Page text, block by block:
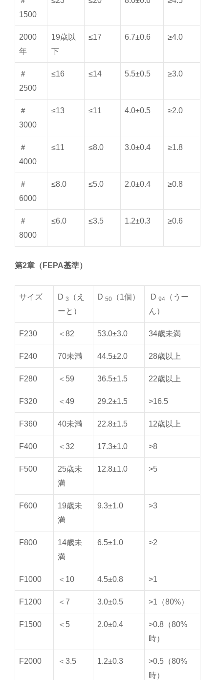
1500
2000
年
19歳以
下
≤17 6.7±0.6 ≥4.0
＃
2500
≤16 ≤14 5.5±0.5 ≥3.0
＃
3000
≤13 ≤11 4.0±0.5 ≥2.0
＃
4000
≤11 ≤8.0 3.0±0.4 ≥1.8
＃
6000
≤8.0 ≤5.0 2.0±0.4 ≥0.8
＃
8000
≤6.0 ≤3.5 1.2±0.3 ≥0.6
第2章（FEPA基準）
サイズ D 3
（え
ーと）
D 50 （1個） D 94
（うー
ん）
F230 ＜82 53.0±3.0 34歳未満
F240 70未満 44.5±2.0 28歳以上
F280 ＜59 36.5±1.5 22歳以上
F320 ＜49 29.2±1.5 >16.5
F360 40未満 22.8±1.5 12歳以上
F400 ＜32 17.3±1.0 >8
F500
25歳未
満
12.8±1.0 >5
F600
19歳未
満
9.3±1.0 >3
F800
14歳未
満
6.5±1.0 >2
F1000 ＜10 4.5±0.8 >1
F1200 ＜7 3.0±0.5 >1（80%）
F1500 ＜5 2.0±0.4
>0.8（80%
時）
F2000 ＜3.5 1.2±0.3
>0.5（80%
時）